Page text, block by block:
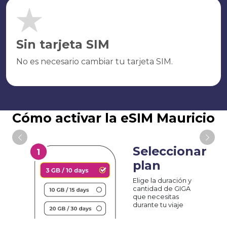
Sin tarjeta SIM
No es necesario cambiar tu tarjeta SIM.
Cómo activar la eSIM Mauricio
Seleccionar
plan
Elige la duración y
cantidad de GIGA
que necesitas
durante tu viaje